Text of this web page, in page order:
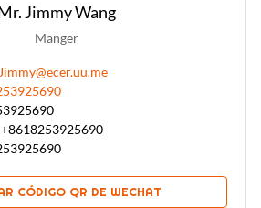
Jimmy Wang
Manger
Jimmy@ecer.uu.me
+8618253925690
CÓDIGO QR DE WECHAT